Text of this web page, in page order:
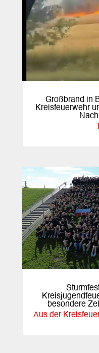
Großbrand in
Kreisfeuerwehr
besondere
Aus der